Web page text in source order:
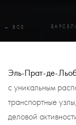
← ВСЕ
Эль-Прат-де-
с уникальным
транспортные
деловой